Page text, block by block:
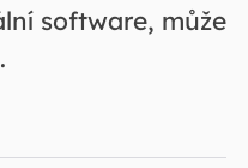
software, může